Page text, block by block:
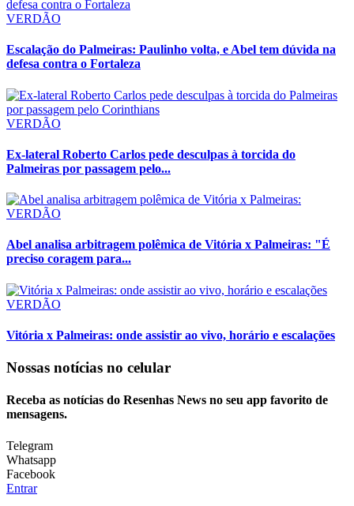
VERDÃO
Escalação do Palmeiras: Paulinho volta, e Abel tem dúvida na
defesa contra o Fortaleza
VERDÃO
Ex-lateral Roberto Carlos pede desculpas à torcida do
Palmeiras por passagem pelo...
VERDÃO
Abel analisa arbitragem polêmica de Vitória x Palmeiras: "É
preciso coragem para...
VERDÃO
Vitória x Palmeiras: onde assistir ao vivo, horário e escalações
Nossas notícias no celular
Receba as notícias do Resenhas News no seu app favorito de
mensagens.
Telegram
Whatsapp
Facebook
Entrar